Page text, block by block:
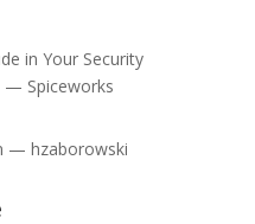
in Your Security
— Spiceworks
— hzaborowski